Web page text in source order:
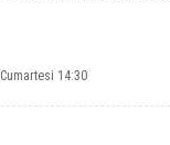
14:30